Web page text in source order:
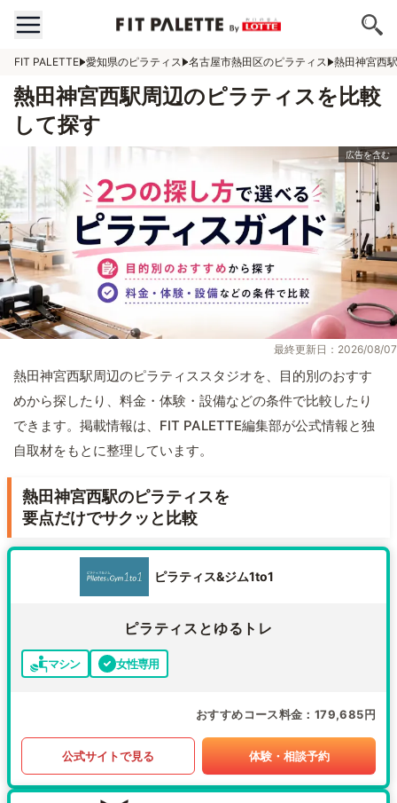
FIT PALETTE 愛知県のピラティス 名古屋市熱田区のピラティス 熱田神宮西
熱田神宮西駅周辺のピラティスを比較
して探す
最終更新日：2026/08/07
熱田神宮西駅周辺のピラティススタジオを、目的別のおすす
めから探したり、料金・体験・設備などの条件で比較したり
できます。掲載情報は、FIT PALETTE編集部が公式情報と独
自取材をもとに整理しています。
熱田神宮西駅のピラティスを
要点だけでサクッと比較
ピラティス&ジム1to1
ピラティスとゆるトレ
マシン 女性専用
おすすめコース料金 179,685円
公式サイトで見る 体験・相談予約